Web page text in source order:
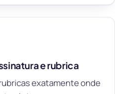
e rubrica
exatamente onde